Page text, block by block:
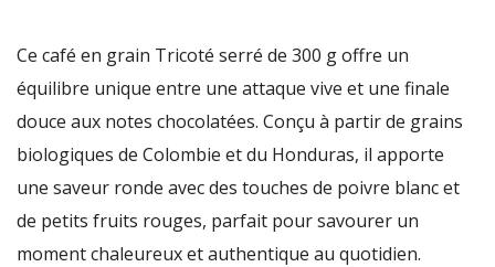
Ce café en grain Tricoté serré de 300 g offre un
équilibre unique entre une attaque vive et une finale
douce aux notes chocolatées. Conçu à partir de grains
biologiques de Colombie et du Honduras, il apporte
une saveur ronde avec des touches de poivre blanc et
de petits fruits rouges, parfait pour savourer un
moment chaleureux et authentique au quotidien.